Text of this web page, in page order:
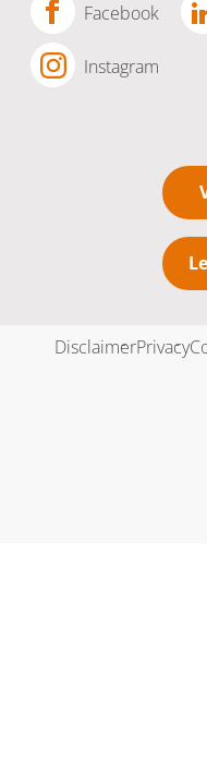
Facebook
Instagram
DisclaimerPrivacy